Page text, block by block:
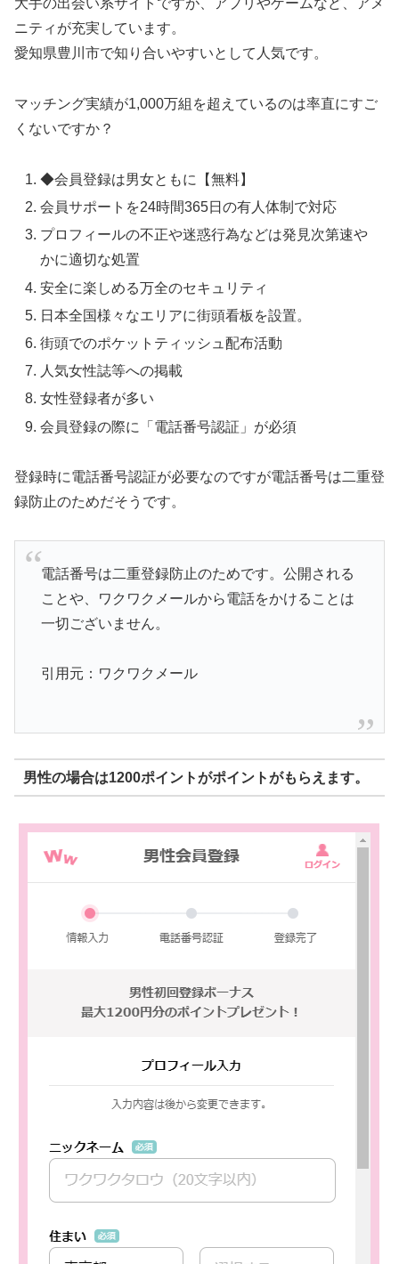
大手の出会い系サイトですが、アプリやゲームなど、アメ
ニティが充実しています。
愛知県豊川市で知り合いやすいとして人気です。
マッチング実績が1,000万組を超えているのは率直にすご
くないですか？
◆会員登録は男女ともに【無料】
会員サポートを24時間365日の有人体制で対応
プロフィールの不正や迷惑行為などは発見次第速や
かに適切な処置
安全に楽しめる万全のセキュリティ
日本全国様々なエリアに街頭看板を設置。
街頭でのポケットティッシュ配布活動
人気女性誌等への掲載
女性登録者が多い
会員登録の際に「電話番号認証」が必須
登録時に電話番号認証が必要なのですが電話番号は二重登
録防止のためだそうです。
電話番号は二重登録防止のためです。公開される
ことや、ワクワクメールから電話をかけることは
一切ございません。
引用元：ワクワクメール
男性の場合は1200ポイントがポイントがもらえます。